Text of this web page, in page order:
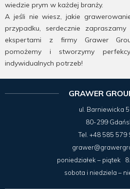
wiedzie prym w każdej branży.
A jeśli nie wiesz, jakie
przypadku, serdecznie
ekspertami z firmy Grawer
pomożemy i stworzymy
indywidualnych potrzeb!
GRAWER
ul. Barniewicka
80-299
Tel. +48 585 579
poniedziałek – piątek
sobota i niedziela –